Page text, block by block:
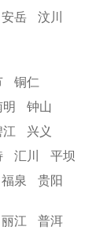
安岳
汶川
铜仁
明
钟山
江
兴义
汇川
平坝
福泉 贵阳
丽江
普洱